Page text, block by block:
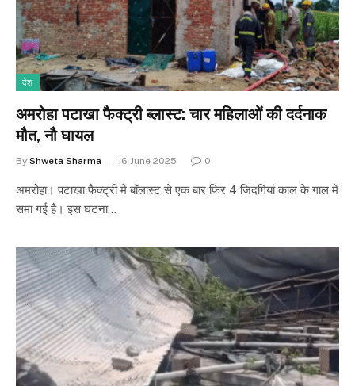
देश
अमरोहा पटाखा फैक्ट्री ब्लास्ट: चार महिलाओं की दर्दनाक
मौत, नौ घायल
By Shweta Sharma 16 June 2025 0
अमरोहा। पटाखा फैक्ट्री में बॉलास्ट से एक बार फिर 4 जिंदगियां काल के गाल में
समा गई है। इस घटना…